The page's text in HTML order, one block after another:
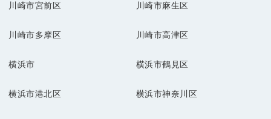
川崎市宮前区 川崎市麻生区
川崎市多摩区 川崎市高津区
横浜市 横浜市鶴見区
横浜市港北区 横浜市神奈川区